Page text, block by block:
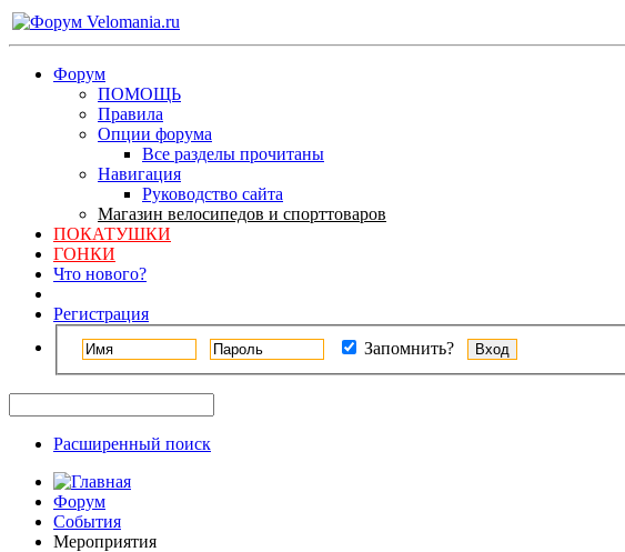
Форум
ПОМОЩЬ
Правила
Опции форума
Все разделы прочитаны
Навигация
Руководство сайта
Магазин велосипедов и спорттоваров
ПОКАТУШКИ
ГОНКИ
Что нового?
Регистрация
Запомнить?
Расширенный поиск
Форум
События
Мероприятия